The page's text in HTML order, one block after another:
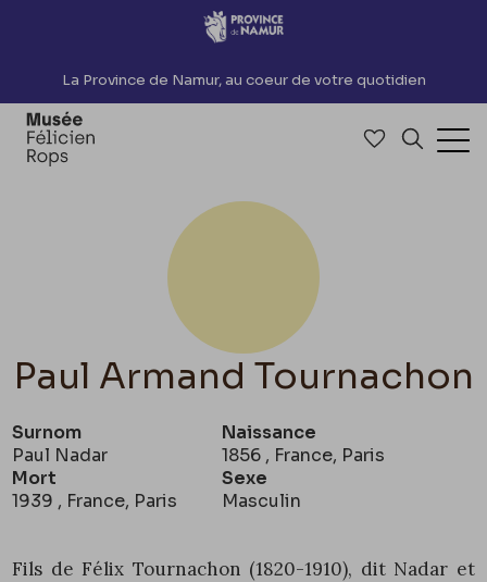
Accèder directement au contenu
La Province de Namur, au coeur de votre quotidien
Accéder à
Paul Armand Tournachon
Surnom
Paul Nadar
Naissance
1856 , France, Paris
Mort
1939 , France, Paris
Sexe
Masculin
Fils de Félix Tournachon (1820-1910), dit Nadar et